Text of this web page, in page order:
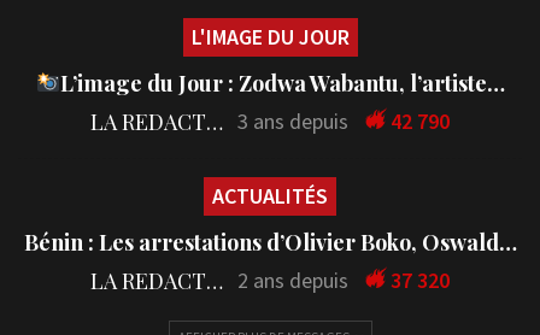
L'IMAGE DU JOUR
L’image du Jour : Zodwa Wabantu, l’artiste…
LA REDACTION 3 ans depuis 42 790
ACTUALITÉS
Bénin : Les arrestations d’Olivier Boko, Oswald…
LA REDACTION 2 ans depuis 37 320